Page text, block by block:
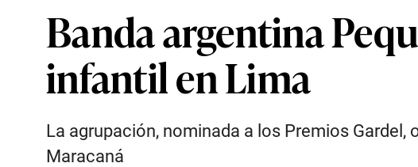
Banda argentina
infantil en Lima
La agrupación, nominada a los Premios
Maracaná